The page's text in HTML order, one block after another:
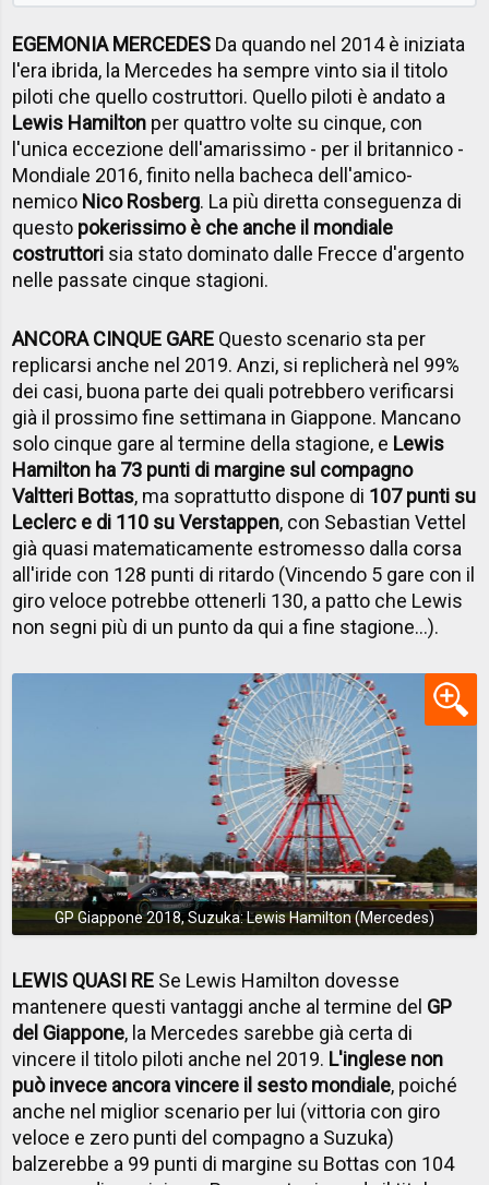
EGEMONIA MERCEDES Da quando nel 2014 è iniziata
l'era ibrida, la Mercedes ha sempre vinto sia il titolo
piloti che quello costruttori. Quello piloti è andato a
Lewis Hamilton per quattro volte su cinque, con
l'unica eccezione dell'amarissimo - per il britannico -
Mondiale 2016, finito nella bacheca dell'amico-
nemico Nico Rosberg. La più diretta conseguenza di
questo pokerissimo è che anche il mondiale
costruttori sia stato dominato dalle Frecce d'argento
nelle passate cinque stagioni.
ANCORA CINQUE GARE Questo scenario sta per
replicarsi anche nel 2019. Anzi, si replicherà nel 99%
dei casi, buona parte dei quali potrebbero verificarsi
già il prossimo fine settimana in Giappone. Mancano
solo cinque gare al termine della stagione, e Lewis
Hamilton ha 73 punti di margine sul compagno
Valtteri Bottas, ma soprattutto dispone di 107 punti su
Leclerc e di 110 su Verstappen, con Sebastian Vettel
già quasi matematicamente estromesso dalla corsa
all'iride con 128 punti di ritardo (Vincendo 5 gare con il
giro veloce potrebbe ottenerli 130, a patto che Lewis
non segni più di un punto da qui a fine stagione...).
GP Giappone 2018, Suzuka: Lewis Hamilton (Mercedes)
LEWIS QUASI RE Se Lewis Hamilton dovesse
mantenere questi vantaggi anche al termine del GP
del Giappone, la Mercedes sarebbe già certa di
vincere il titolo piloti anche nel 2019. L'inglese non
può invece ancora vincere il sesto mondiale, poiché
anche nel miglior scenario per lui (vittoria con giro
veloce e zero punti del compagno a Suzuka)
balzerebbe a 99 punti di margine su Bottas con 104